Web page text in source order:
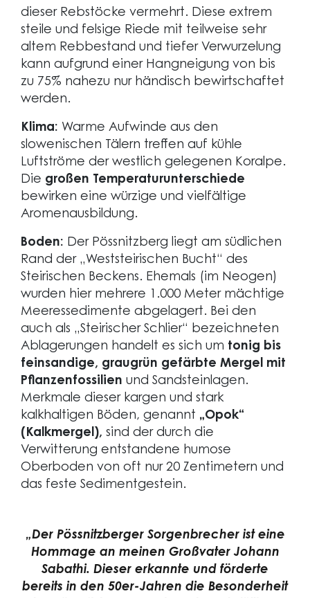
dieser Rebstöcke vermehrt. Diese extrem
steile und felsige Riede mit teilweise sehr
altem Rebbestand und tiefer Verwurzelung
kann aufgrund einer Hangneigung von bis
zu 75% nahezu nur händisch bewirtschaftet
werden.
Klima: Warme Aufwinde aus den
slowenischen Tälern treffen auf kühle
Luftströme der westlich gelegenen Koralpe.
Die großen Temperaturunterschiede
bewirken eine würzige und vielfältige
Aromenausbildung.
Boden: Der Pössnitzberg liegt am südlichen
Rand der „Weststeirischen Bucht“ des
Steirischen Beckens. Ehemals (im Neogen)
wurden hier mehrere 1.000 Meter mächtige
Meeressedimente abgelagert. Bei den
auch als „Steirischer Schlier“ bezeichneten
Ablagerungen handelt es sich um tonig bis
feinsandige, graugrün gefärbte Mergel mit
Pflanzenfossilien und Sandsteinlagen.
Merkmale dieser kargen und stark
kalkhaltigen Böden, genannt „Opok“
(Kalkmergel), sind der durch die
Verwitterung entstandene humose
Oberboden von oft nur 20 Zentimetern und
das feste Sedimentgestein.
„Der Pössnitzberger Sorgenbrecher ist eine
Hommage an meinen Großvater Johann
Sabathi. Dieser erkannte und förderte
bereits in den 50er-Jahren die Besonderheit